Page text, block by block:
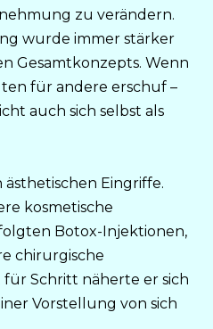
zu verändern.
wurde immer stärker
Gesamtkonzepts. Wenn
für andere erschuf –
auch sich selbst als
Eingriffe.
kosmetische
Botox-Injektionen,
chirurgische
Schritt näherte er sich
Vorstellung von sich